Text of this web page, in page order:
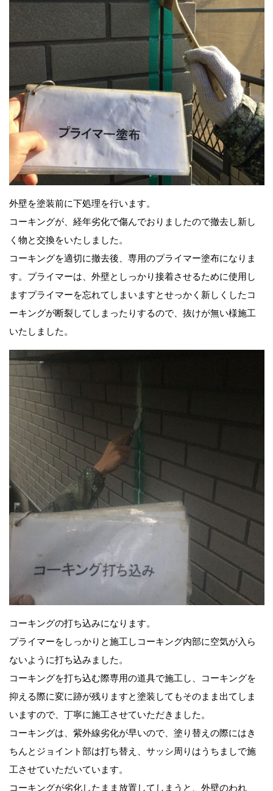
外壁を塗装前に下処理を行います。
コーキングが、経年劣化で傷んでおりましたので撤去し新し
く物と交換をいたしました。
コーキングを適切に撤去後、専用のプライマー塗布になりま
す。プライマーは、外壁としっかり接着させるために使用し
ますプライマーを忘れてしまいますとせっかく新しくしたコ
ーキングが断裂してしまったりするので、抜けが無い様施工
いたしました。
コーキングの打ち込みになります。
プライマーをしっかりと施工しコーキング内部に空気が入ら
ないように打ち込みました。
コーキングを打ち込む際専用の道具で施工し、コーキングを
抑える際に変に跡が残りますと塗装してもそのまま出てしま
いますので、丁寧に施工させていただきました。
コーキングは、紫外線劣化が早いので、塗り替えの際にはき
ちんとジョイント部は打ち替え、サッシ周りはうちましで施
工させていただいています。
コーキングが劣化したまま放置してしまうと、外壁のわれ